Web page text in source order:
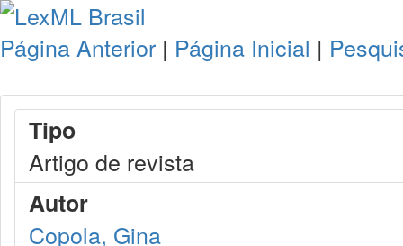
Página Anterior | Página Inicial |
Tipo
Artigo de revista
Autor
Copola, Gina